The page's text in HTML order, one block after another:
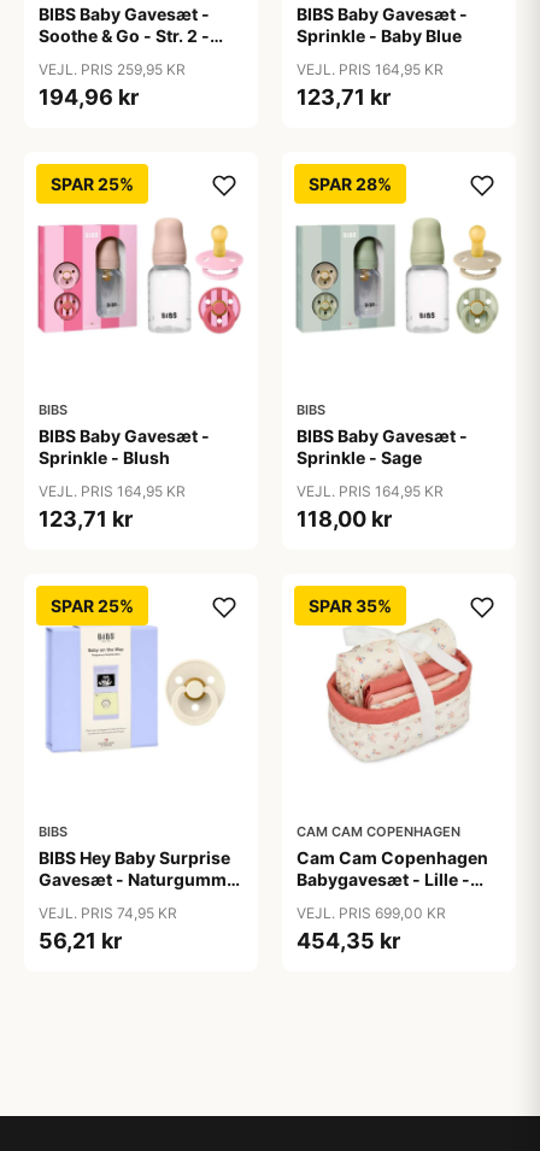
BIBS Baby Gavesæt -
Soothe & Go - Str. 2 -
Ivory/Black
VEJL. PRIS 259,95 KR
194,96 kr
BIBS Baby Gavesæt -
Sprinkle - Baby Blue
VEJL. PRIS 164,95 KR
123,71 kr
SPAR 25%
BIBS
BIBS Baby Gavesæt -
Sprinkle - Blush
VEJL. PRIS 164,95 KR
123,71 kr
SPAR 28%
BIBS
BIBS Baby Gavesæt -
Sprinkle - Sage
VEJL. PRIS 164,95 KR
118,00 kr
SPAR 25%
BIBS
BIBS Hey Baby Surprise
Gavesæt - Naturgummi -
VEJL. PRIS 74,95 KR
56,21 kr
SPAR 35%
CAM CAM COPENHAGEN
Cam Cam Copenhagen
Babygavesæt - Lille -
VEJL. PRIS 699,00 KR
454,35 kr